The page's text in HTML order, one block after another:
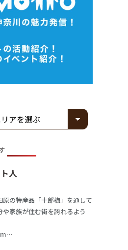
人
原の特産品「十郎梅」を通して
や家族が住む街を誇れるよう